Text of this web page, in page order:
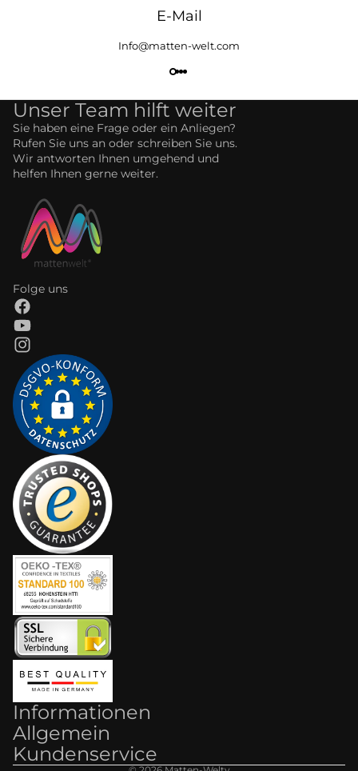
E-Mail
Info@matten-welt.com
Unser Team hilft weiter
Sie haben eine Frage oder ein Anliegen?
Rufen Sie uns an oder schreiben Sie uns.
Wir antworten Ihnen umgehend und
helfen Ihnen gerne weiter.
Folge uns
Informationen
Allgemein
Kundenservice